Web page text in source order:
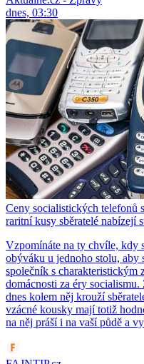
dnes, 03:30
Ceny socialistických telefonů
raritní kusy sběratelé nabízejí
Vzpomínáte na ty chvíle, kdy
obýváku u jednoho stolu,
společník s charakteristickým
domácnosti za éry
dnes kolem něj krouží
vzácné kousky mají totiž
na něj práší i na vaší půdě a